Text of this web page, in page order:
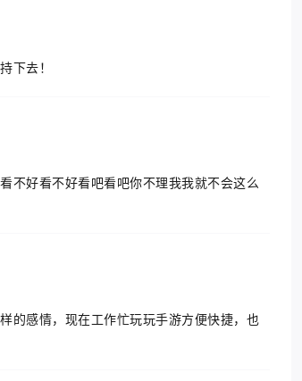
下去！
不好看不好看吧看吧你不理我我就不会这么
的感情，现在工作忙玩玩手游方便快捷，也